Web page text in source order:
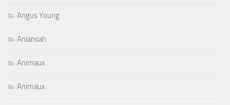
Aniansah
Animaux
Animaux
Arts & Expos